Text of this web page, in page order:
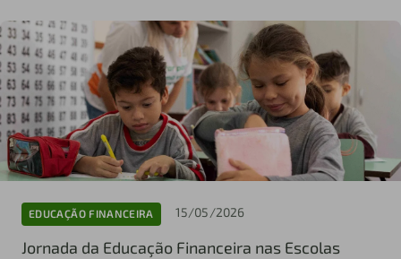
EDUCAÇÃO FINANCEIRA 15/05/2026
Jornada da Educação Financeira nas Escolas